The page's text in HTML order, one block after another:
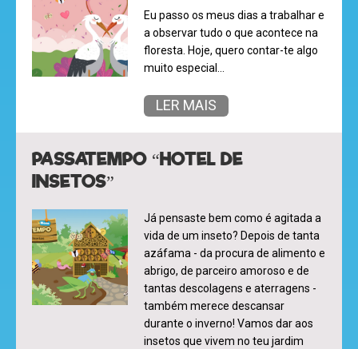
desenhos
animados
jogos
eventos
recebe
a
revista
Eu passo os meus dias a trabalhar e
a observar tudo o que acontece na
floresta. Hoje, quero contar-te algo
muito especial…
LER MAIS
PASSATEMPO “HOTEL DE
INSETOS”
Já pensaste bem como é agitada a
vida de um inseto? Depois de tanta
azáfama - da procura de alimento e
abrigo, de parceiro amoroso e de
tantas descolagens e aterragens -
também merece descansar
durante o inverno! Vamos dar aos
insetos que vivem no teu jardim